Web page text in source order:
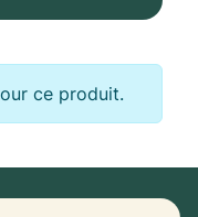
ce produit.